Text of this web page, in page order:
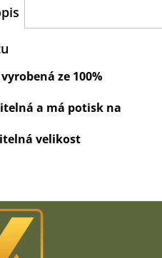
ze 100%
a má potisk na
velikost